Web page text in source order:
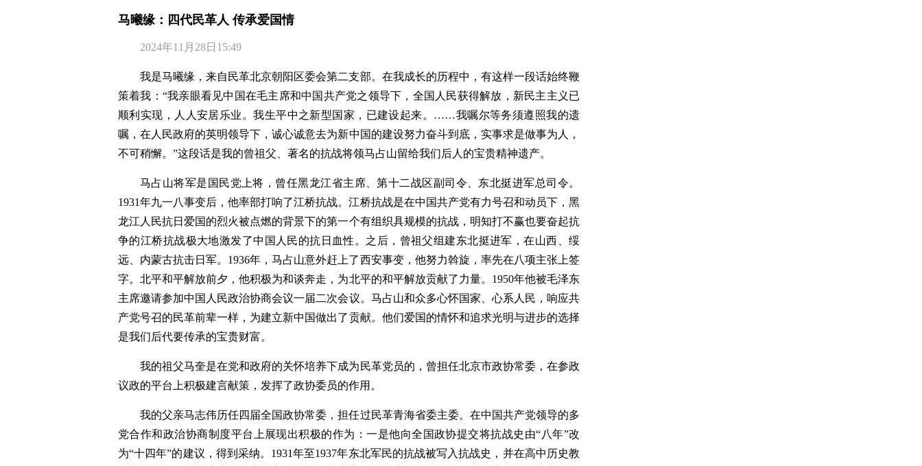
马曦缘：四代民革人 传承爱国情
2024年11月28日15:49
我是马曦缘，来自民革北京朝阳区委会第二支部。在我成长的历程中，有这样一段话始终鞭
策着我：“我亲眼看见中国在毛主席和中国共产党之领导下，全国人民获得解放，新民主主义已
顺利实现，人人安居乐业。我生平中之新型国家，已建设起来。……我嘱尔等务须遵照我的遗
嘱，在人民政府的英明领导下，诚心诚意去为新中国的建设努力奋斗到底，实事求是做事为人，
不可稍懈。”这段话是我的曾祖父、著名的抗战将领马占山留给我们后人的宝贵精神遗产。
马占山将军是国民党上将，曾任黑龙江省主席、第十二战区副司令、东北挺进军总司令。
1931年九一八事变后，他率部打响了江桥抗战。江桥抗战是在中国共产党有力号召和动员下，黑
龙江人民抗日爱国的烈火被点燃的背景下的第一个有组织具规模的抗战，明知打不赢也要奋起抗
争的江桥抗战极大地激发了中国人民的抗日血性。之后，曾祖父组建东北挺进军，在山西、绥
远、内蒙古抗击日军。1936年，马占山意外赶上了西安事变，他努力斡旋，率先在八项主张上签
字。北平和平解放前夕，他积极为和谈奔走，为北平的和平解放贡献了力量。1950年他被毛泽东
主席邀请参加中国人民政治协商会议一届二次会议。马占山和众多心怀国家、心系人民，响应共
产党号召的民革前辈一样，为建立新中国做出了贡献。他们爱国的情怀和追求光明与进步的选择
是我们后代要传承的宝贵财富。
我的祖父马奎是在党和政府的关怀培养下成为民革党员的，曾担任北京市政协常委，在参政
议政的平台上积极建言献策，发挥了政协委员的作用。
我的父亲马志伟历任四届全国政协常委，担任过民革青海省委主委。在中国共产党领导的多
党合作和政治协商制度平台上展现出积极的作为：一是他向全国政协提交将抗战史由“八年”改
为“十四年”的建议，得到采纳。1931年至1937年东北军民的抗战被写入抗战史，并在高中历史教